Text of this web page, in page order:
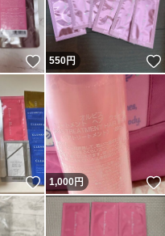
いいね！
550円
いいね！
1,000円